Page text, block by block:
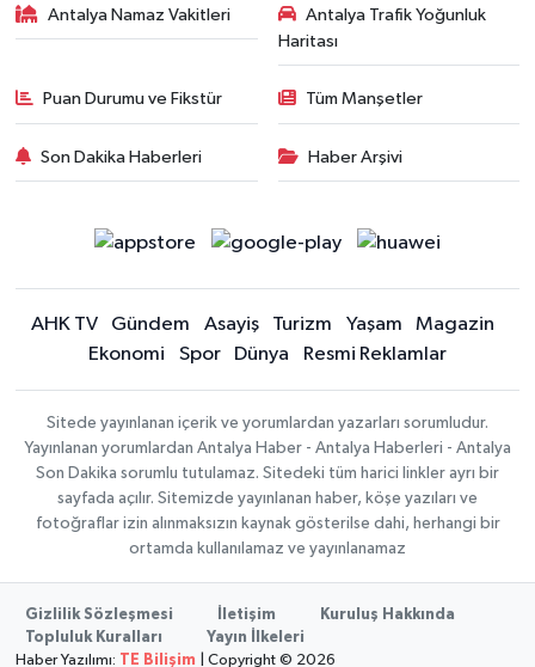
Antalya Namaz Vakitleri
Antalya Trafik Yoğunluk
Haritası
Puan Durumu ve Fikstür Tüm Manşetler
Son Dakika Haberleri Haber Arşivi
AHK TV Gündem Asayiş Turizm Yaşam
Magazin
Ekonomi
Spor Dünya Resmi Reklamlar
Sitede yayınlanan içerik ve yorumlardan yazarları sorumludur.
Yayınlanan yorumlardan Antalya Haber - Antalya Haberleri - Antalya
Son Dakika sorumlu tutulamaz. Sitedeki tüm harici linkler ayrı bir
sayfada açılır. Sitemizde yayınlanan haber, köşe yazıları ve
fotoğraflar izin alınmaksızın kaynak gösterilse dahi, herhangi bir
ortamda kullanılamaz ve yayınlanamaz
Gizlilik Sözleşmesi İletişim
Kuruluş Hakkında
Topluluk Kuralları
Yayın İlkeleri
Haber Yazılımı: TE Bilişim | Copyright © 2026